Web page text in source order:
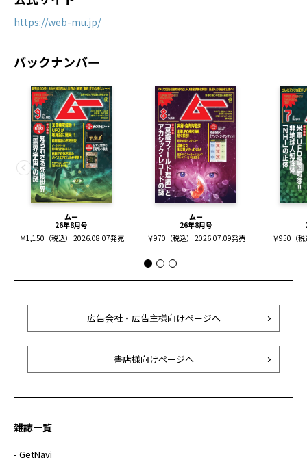
https://web-mu.jp/
バックナンバー
ムー
26年8月号
￥1,150（税込） 2026.08.07発売
ムー
26年8月号
￥970（税込） 2026.07.09発売
￥950（
広告会社・広告主様向けページへ
書店様向けページへ
雑誌一覧
- GetNavi